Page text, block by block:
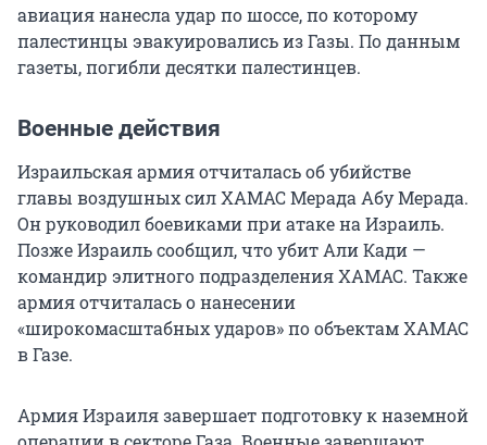
авиация нанесла удар по шоссе, по которому
палестинцы эвакуировались из Газы. По данным
газеты, погибли десятки палестинцев.
Военные действия
Израильская армия отчиталась об убийстве
главы воздушных сил ХАМАС Мерада Абу Мерада.
Он руководил боевиками при атаке на Израиль.
Позже Израиль сообщил, что убит Али Кади —
командир элитного подразделения ХАМАС. Также
армия отчиталась о нанесении
«широкомасштабных ударов» по объектам ХАМАС
в Газе.
Армия Израиля завершает подготовку к наземной